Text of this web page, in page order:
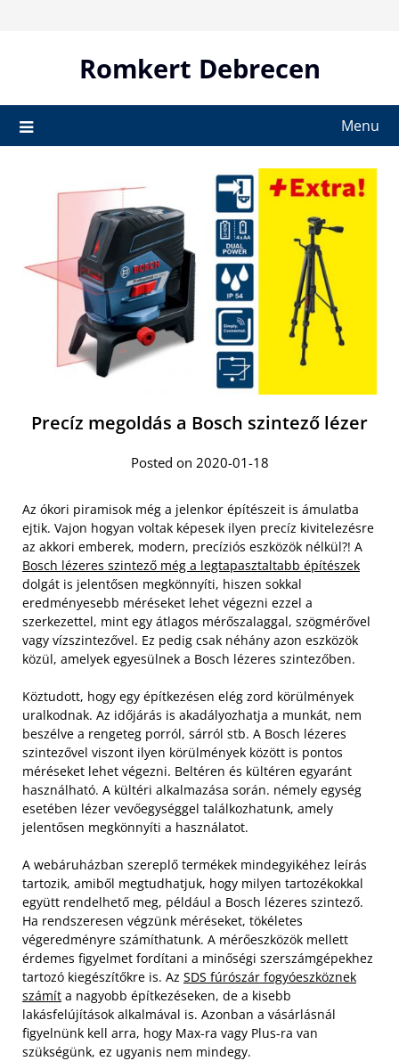
Romkert Debrecen
Menu
Precíz megoldás a Bosch szintező lézer
Posted on 2020-01-18
Az ókori piramisok még a jelenkor építészeit is ámulatba
ejtik. Vajon hogyan voltak képesek ilyen precíz kivitelezésre
az akkori emberek, modern, precíziós eszközök nélkül?! A
Bosch lézeres szintező még a legtapasztaltabb építészek
dolgát is jelentősen megkönnyíti, hiszen sokkal
eredményesebb méréseket lehet végezni ezzel a
szerkezettel, mint egy átlagos mérőszalaggal, szögmérővel
vagy vízszintezővel. Ez pedig csak néhány azon eszközök
közül, amelyek egyesülnek a Bosch lézeres szintezőben.
Köztudott, hogy egy építkezésen elég zord körülmények
uralkodnak. Az időjárás is akadályozhatja a munkát, nem
beszélve a rengeteg porról, sárról stb. A Bosch lézeres
szintezővel viszont ilyen körülmények között is pontos
méréseket lehet végezni. Beltéren és kültéren egyaránt
használható. A kültéri alkalmazása során. némely egység
esetében lézer vevőegységgel találkozhatunk, amely
jelentősen megkönnyíti a használatot.
A webáruházban szereplő termékek mindegyikéhez leírás
tartozik, amiből megtudhatjuk, hogy milyen tartozékokkal
együtt rendelhető meg, például a Bosch lézeres szintező.
Ha rendszeresen végzünk méréseket, tökéletes
végeredményre számíthatunk. A mérőeszközök mellett
érdemes figyelmet fordítani a minőségi szerszámgépekhez
tartozó kiegészítőkre is. Az SDS fúrószár fogyóeszköznek
számít a nagyobb építkezéseken, de a kisebb
lakásfelújítások alkalmával is. Azonban a vásárlásnál
figyelnünk kell arra, hogy Max-ra vagy Plus-ra van
szükségünk, ez ugyanis nem mindegy.